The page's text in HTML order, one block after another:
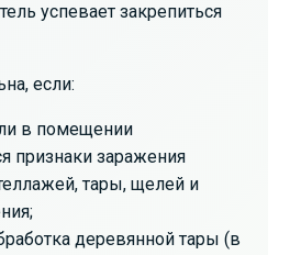
успевает закрепиться
если:
в помещении
признаки заражения
тары, щелей и
деревянной тары (в